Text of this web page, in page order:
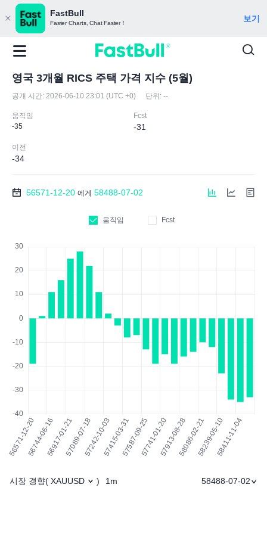
FastBull
Faster Charts, Chat Faster！ 보기
영국 3개월 RICS 주택 가격 지수 (5월)
공개 시간: 2026-06-10 23:01 (UTC +0) 단위: --
움직임
-35
Fcst
-31
이전
-34
56571-12-20 에게 58488-07-02
움직임 Fcst
시장 경향( XAUUSD ) 1m 58488-07-02